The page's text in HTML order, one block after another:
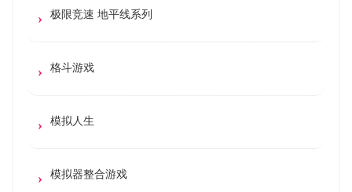
极限竞速 地平线系列
格斗游戏
模拟人生
模拟器整合游戏